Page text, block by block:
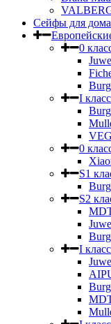
Сейфы для дома
0
I
0
S1
S2
I класс